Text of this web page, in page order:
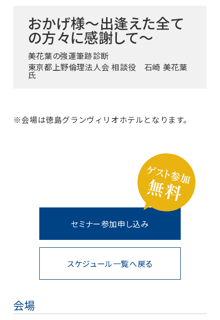
おかげ様～出逢えた全て
の方々に感謝して～
美花葉の強運筆跡診断
東京都上野倫理法人会 相談役 石崎 美花葉
氏
※会場は徳島グランヴィリオホテルとなります。
スケジュール一覧へ戻る
セミナー参加申し込み
会場